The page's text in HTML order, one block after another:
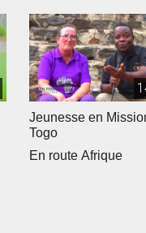
Jeunesse en
Togo
En route Afrique